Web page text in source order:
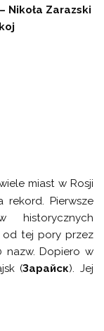
Nikoła Zarazski
miast w Rosji
rekord. Pierwsze
od tej pory przez
nazw. Dopiero w
(Зарайск). Jej